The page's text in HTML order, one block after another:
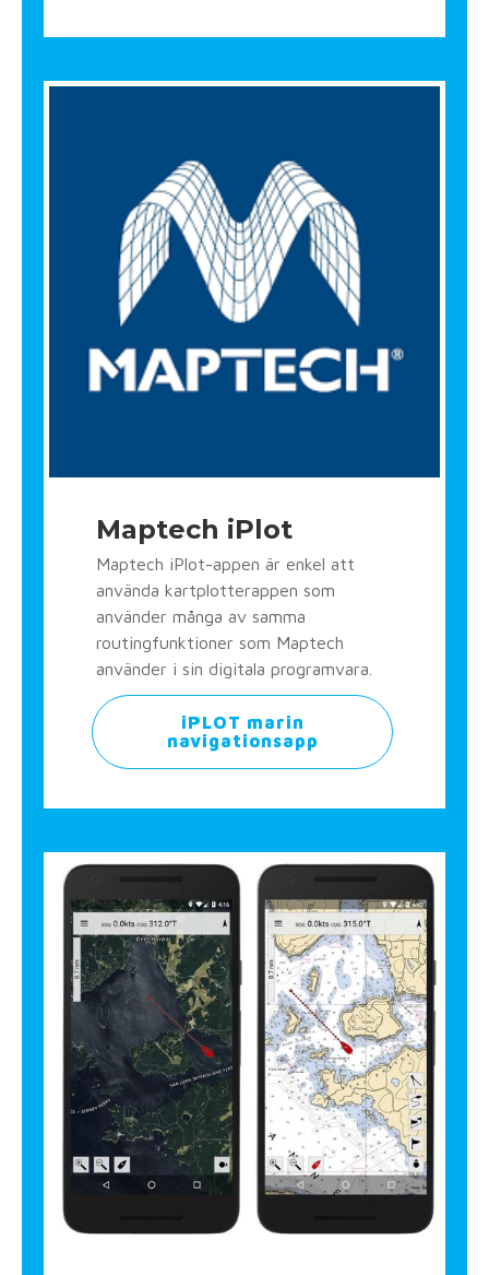
Maptech iPlot
Maptech iPlot-appen är enkel att
använda kartplotterappen som
använder många av samma
routingfunktioner som Maptech
använder i sin digitala programvara.
iPLOT marin
navigationsapp